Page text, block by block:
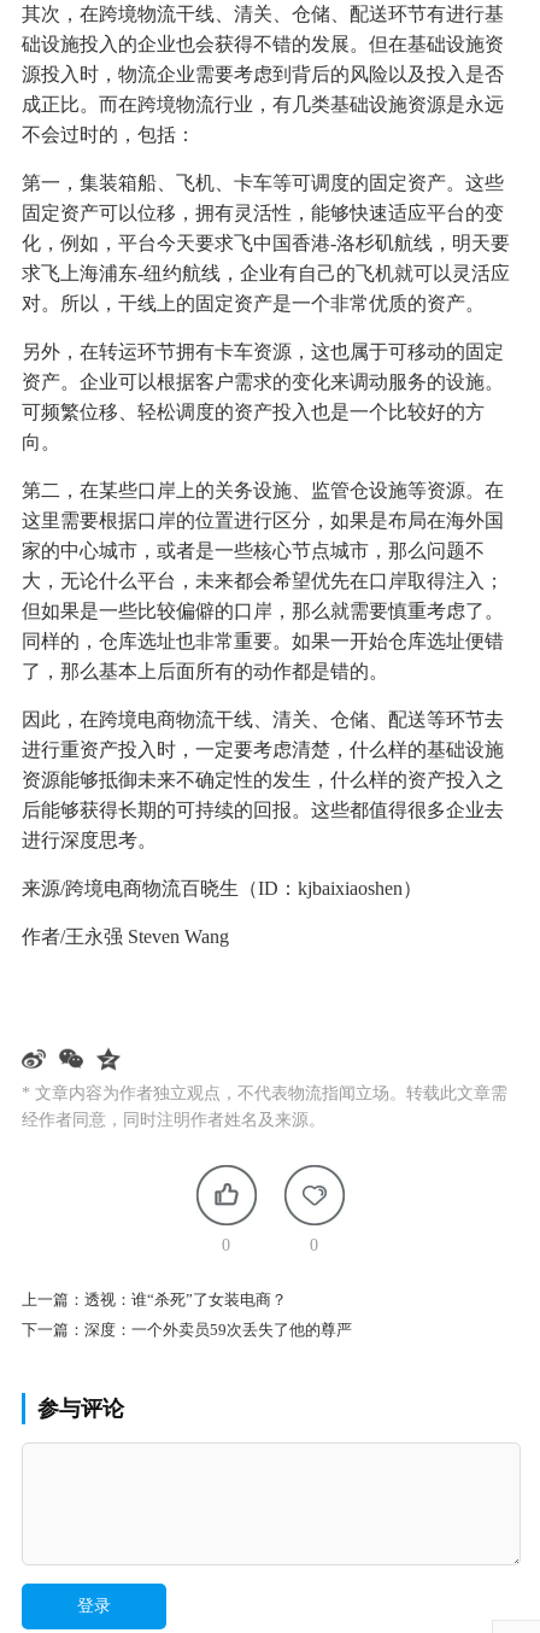
其次，在跨境物流干线、清关、仓储、配送环节有进行基
础设施投入的企业也会获得不错的发展。但在基础设施资
源投入时，物流企业需要考虑到背后的风险以及投入是否
成正比。而在跨境物流行业，有几类基础设施资源是永远
不会过时的，包括：
第一，集装箱船、飞机、卡车等可调度的固定资产。这些
固定资产可以位移，拥有灵活性，能够快速适应平台的变
化，例如，平台今天要求飞中国香港-洛杉矶航线，明天要
求飞上海浦东-纽约航线，企业有自己的飞机就可以灵活应
对。所以，干线上的固定资产是一个非常优质的资产。
另外，在转运环节拥有卡车资源，这也属于可移动的固定
资产。企业可以根据客户需求的变化来调动服务的设施。
可频繁位移、轻松调度的资产投入也是一个比较好的方
向。
第二，在某些口岸上的关务设施、监管仓设施等资源。在
这里需要根据口岸的位置进行区分，如果是布局在海外国
家的中心城市，或者是一些核心节点城市，那么问题不
大，无论什么平台，未来都会希望优先在口岸取得注入；
但如果是一些比较偏僻的口岸，那么就需要慎重考虑了。
同样的，仓库选址也非常重要。如果一开始仓库选址便错
了，那么基本上后面所有的动作都是错的。
因此，在跨境电商物流干线、清关、仓储、配送等环节去
进行重资产投入时，一定要考虑清楚，什么样的基础设施
资源能够抵御未来不确定性的发生，什么样的资产投入之
后能够获得长期的可持续的回报。这些都值得很多企业去
进行深度思考。
来源/跨境电商物流百晓生（ID：kjbaixiaoshen）
作者/王永强 Steven Wang
* 文章内容为作者独立观点，不代表物流指闻立场。转载此文章需
经作者同意，同时注明作者姓名及来源。
0 0
上一篇： 透视：谁“杀死”了女装电商？
下一篇： 深度：一个外卖员59次丢失了他的尊严
参与评论